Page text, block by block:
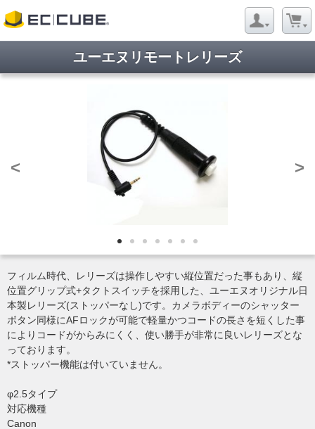
ユーエヌリモートレリーズ
< >
フィルム時代、レリーズは操作しやすい縦位置だった事もあり、縦
位置グリップ式+タクトスイッチを採用した、ユーエヌオリジナル日
本製レリーズ(ストッパーなし)です。カメラボディーのシャッター
ボタン同様にAFロックが可能で軽量かつコードの長さを短くした事
によりコードがからみにくく、使い勝手が非常に良いレリーズとな
っております。
*ストッパー機能は付いていません。
φ2.5タイプ
対応機種
Canon